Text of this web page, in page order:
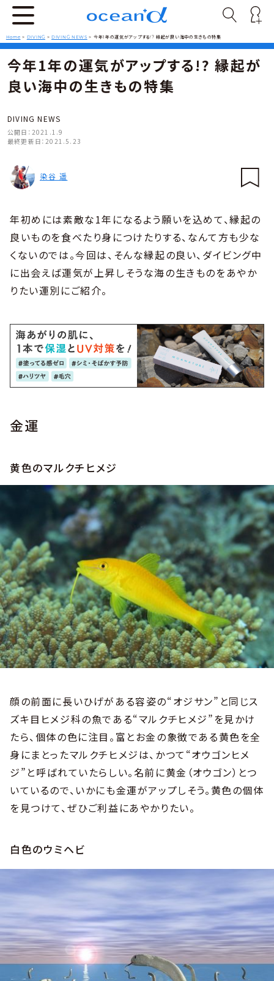
Home > DIVING >DIVING NEWS > 今年1年の運気がアップする!? 縁起が良い海中の生きもの特集
今年1年の運気がアップする!? 縁起が
良い海中の生きもの特集
DIVING NEWS
公開日： 2021.1.9
最終更新日： 2021.5.23
染谷 遥
年初めには素敵な1年になるよう願いを込めて、縁起の
良いものを食べたり身につけたりする、なんて方も少な
くないのでは。今回は、そんな縁起の良い、ダイビング中
に出会えば運気が上昇しそうな海の生きものをあやか
りたい運別にご紹介。
金運
黄色のマルクチヒメジ
顔の前面に長いひげがある容姿の“オジサン”と同じス
ズキ目ヒメジ科の魚である“マルクチヒメジ”を見かけ
たら、個体の色に注目。富とお金の象徴である黄色を全
身にまとったマルクチヒメジは、かつて“オウゴンヒメ
ジ”と呼ばれていたらしい。名前に黄金（オウゴン）とつ
いているので、いかにも金運がアップしそう。黄色の個体
を見つけて、ぜひご利益にあやかりたい。
白色のウミヘビ